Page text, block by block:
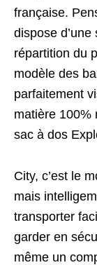
française.
dispose
répartition du
modèle des
parfaitement
matière 100%
sac à dos
City, c’est le
mais
transporter
garder en
même un